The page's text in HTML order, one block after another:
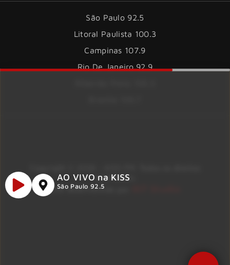
São Paulo 92.5
Litoral Paulista 100.3
Campinas 107.9
Rio De Janeiro 92.9
reservados.
Site desenvolvido por
AO VIVO na KISS
São Paulo 92.5